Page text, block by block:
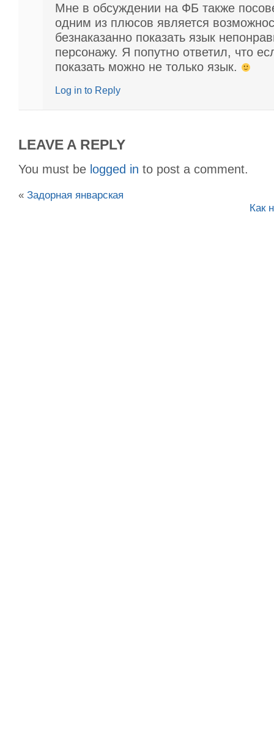
Мне в обсуждении на ФБ также
одним из плюсов является
безнаказанно показать язык
персонажу. Я попутно ответил, что
показать можно не только язык.
Log in to Reply
LEAVE A REPLY
You must be logged in to post a comment.
« Задорная январская
Как